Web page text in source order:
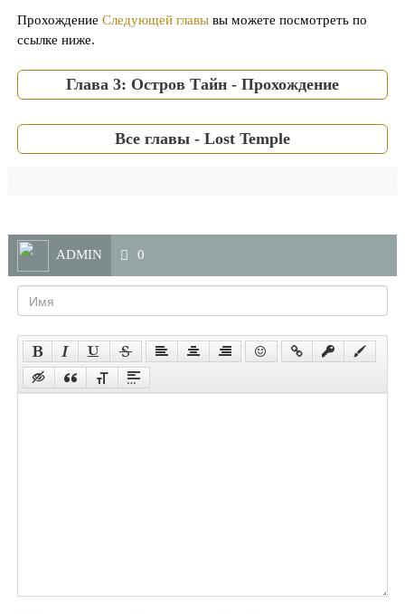
Прохождение Следующей главы вы можете посмотреть по
ссылке ниже.
Глава 3: Остров Тайн - Прохождение
Все главы - Lost Temple
ADMIN 0